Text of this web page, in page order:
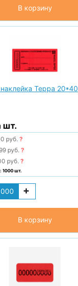
В корзину
Терра 20*40
шт.
руб.?
руб.?
руб.?
1000 шт.
+
В корзину